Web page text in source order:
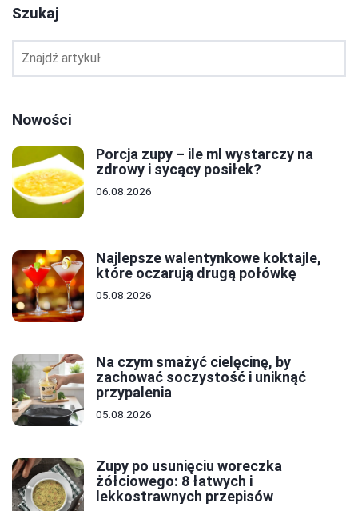
Szukaj
Nowości
Porcja zupy – ile ml wystarczy na
zdrowy i sycący posiłek?
06.08.2026
Najlepsze walentynkowe koktajle,
które oczarują drugą połówkę
05.08.2026
Na czym smażyć cielęcinę, by
zachować soczystość i uniknąć
przypalenia
05.08.2026
Zupy po usunięciu woreczka
żółciowego: 8 łatwych i
lekkostrawnych przepisów